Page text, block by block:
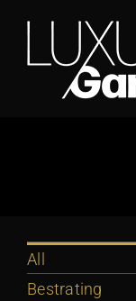
inhoud
All
Bestrating